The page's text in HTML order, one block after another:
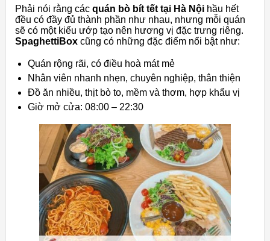
Phải nói rằng các quán bò bít tết tại Hà Nội hầu hết
đều có đầy đủ thành phần như nhau, nhưng mỗi quán
sẽ có một kiểu ướp tạo nên hương vị đặc trưng riêng.
SpaghettiBox cũng có những đặc điểm nổi bật như:
Quán rộng rãi, có điều hoà mát mẻ
Nhân viên nhanh nhẹn, chuyên nghiệp, thân thiện
Đồ ăn nhiều, thịt bò to, mềm và thơm, hợp khẩu vị
Giờ mở cửa: 08:00 – 22:30